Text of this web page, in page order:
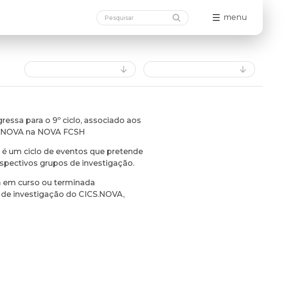
menu
para o 9º ciclo, associado aos
na NOVA FCSH
um ciclo de eventos que pretende
grupos de investigação.
em curso ou terminada
investigação do CICS.NOVA,